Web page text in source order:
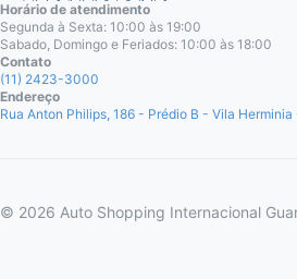
Horário de atendimento
Segunda à Sexta: 10:00 às 19:00
Sabado, Domingo e Feriados: 10:00 às 18:00
Contato
(11) 2423-3000
Endereço
Rua Anton Philips, 186 - Prédio B - Vila
© 2026 Auto Shopping Internacional